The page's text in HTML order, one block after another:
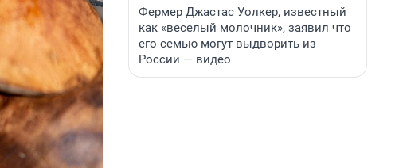
Фермер Джастас Уолкер, известный
как «веселый молочник», заявил что
его семью могут выдворить из
России — видео